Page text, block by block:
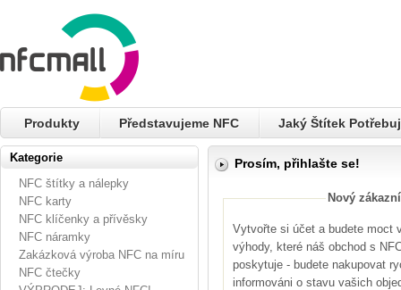
Produkty Představujeme NFC Jaký Štítek
Kategorie
NFC štítky a nálepky
NFC karty
NFC klíčenky a přívěsky
NFC náramky
Zakázková výroba NFC na míru
NFC čtečky
Prosím, přihlašte se!
Nový
Vytvořte si účet a budete moct
výhody, které náš obchod s
poskytuje - budete nakupovat
informováni o stavu vašich